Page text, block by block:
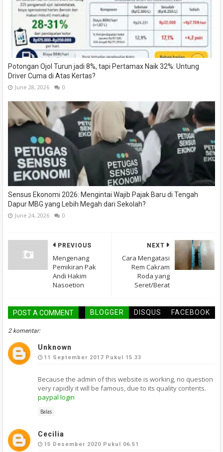
Potongan Ojol Turun jadi 8%, tapi Pertamax Naik 32%: Untung
Driver Cuma di Atas Kertas?
June 28, 2026 0
Sensus Ekonomi 2026: Mengintai Wajib Pajak Baru di Tengah
Dapur MBG yang Lebih Megah dari Sekolah?
June 24, 2026 0
NEXT
Cara Mengatasi
Rem Cakram
Roda yang
Seret/Berat
PREVIOUS
Mengenang
Pemikiran Pak
Andi Hakim
Nasoetion
POST A COMMENT BLOGGER DISQUS FACEBOOK
2 komentar:
Unknown
11 September 2017 Pukul 15.33
Because the admin of this website is working, no question
very rapidly it will be famous, due to its quality contents.
paypal login
Balas
Cecilia
15 Desember 2020 Pukul 06.51